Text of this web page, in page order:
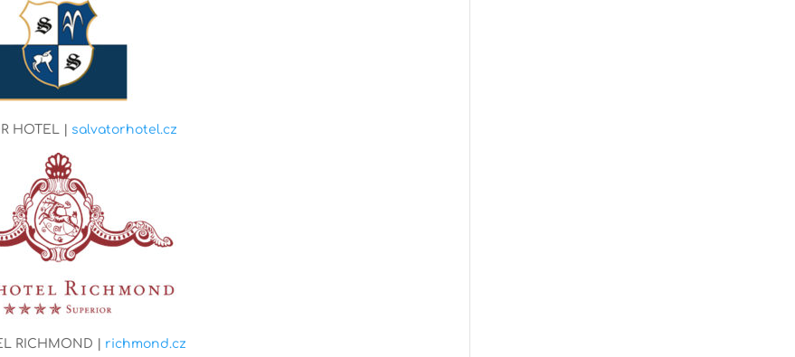
HOTEL | salvatorhotel.cz
RICHMOND | richmond.cz